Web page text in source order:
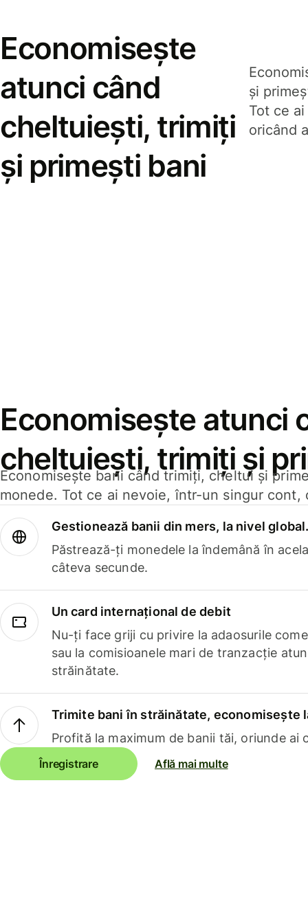
Economisește
atunci când
cheltuiești, trimiți
și primești bani
și
Tot ce
oricând
Economisește atunci
cheltuiești, trimiți și
Economisește bani când trimiți, cheltui și
monede. Tot ce ai nevoie, într-un singur cont,
Gestionează banii din mers, la nivel
Păstrează-ți monedele la îndemână în
câteva secunde.
Un card internațional de debit
Nu-ți face griji cu privire la adaosurile
sau la comisioanele mari de tranzacție
străinătate.
Trimite bani în străinătate, economisește
Profită la maximum de banii tăi, oriunde ai
Înregistrare Află mai multe